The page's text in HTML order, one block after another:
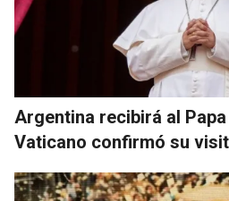
Argentina recibirá al Papa
Vaticano confirmó su